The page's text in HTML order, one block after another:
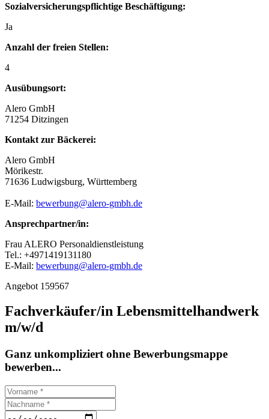
Sozialversicherungspflichtige Beschäftigung:
Ja
Anzahl der freien Stellen:
4
Ausübungsort:
Alero GmbH
71254 Ditzingen
Kontakt zur Bäckerei:
Alero GmbH
Mörikestr.
71636 Ludwigsburg, Württemberg
E-Mail: bewerbung@alero-gmbh.de
Ansprechpartner/in:
Frau ALERO Personaldienstleistung
Tel.: +4971419131180
E-Mail: bewerbung@alero-gmbh.de
Angebot 159567
Fachverkäufer/in Lebensmittelhandwerk
m/w/d
Ganz unkompliziert ohne Bewerbungsmappe
bewerben...